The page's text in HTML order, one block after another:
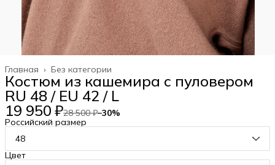
Без категории
Главная ›
Костюм из кашемира с пуловером
RU 48 / EU 42 / L
19 950 ₽28 500 ₽−30%
Российский размер
48
Цвет